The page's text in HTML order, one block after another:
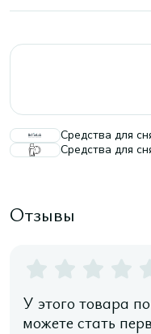
Средства для
Средства для
Отзывы
У этого товара
можете стать